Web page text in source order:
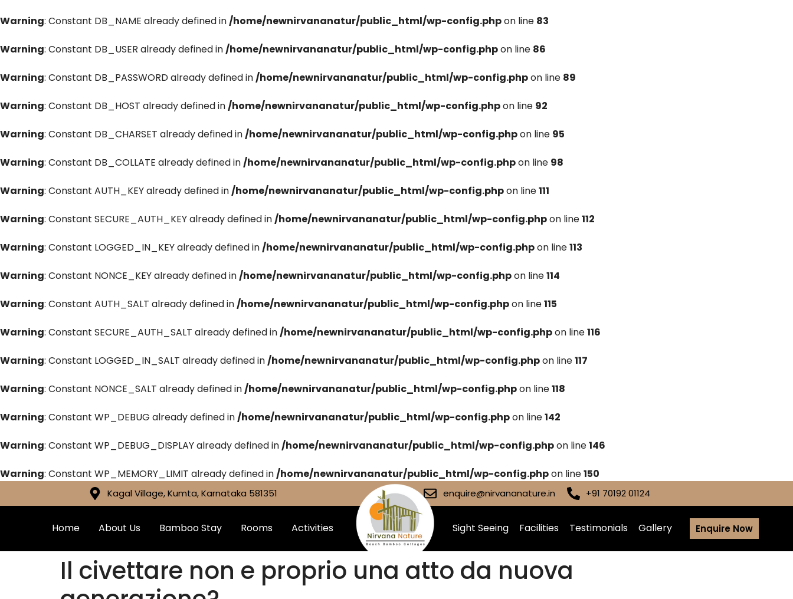
Warning: Constant DB_NAME already defined in/home/newnirvananatur/public_html/wp-config.phpon line 83
Warning: Constant DB_USER already defined in/home/newnirvananatur/public_html/wp-config.phpon line 86
Warning: Constant DB_PASSWORD already defined in/home/newnirvananatur/public_html/wp-config.phpon line 89
Warning: Constant DB_HOST already defined in/home/newnirvananatur/public_html/wp-config.phpon line 92
Warning: Constant DB_CHARSET already defined in/home/newnirvananatur/public_html/wp-config.phpon line 95
Warning: Constant DB_COLLATE already defined in/home/newnirvananatur/public_html/wp-config.phpon line 98
Warning: Constant AUTH_KEY already defined in/home/newnirvananatur/public_html/wp-config.phpon line111
Warning: Constant SECURE_AUTH_KEY already defined in/home/newnirvananatur/public_html/wp-config.phpon line112
Warning: Constant LOGGED_IN_KEY already defined in/home/newnirvananatur/public_html/wp-config.phpon line113
Warning: Constant NONCE_KEY already defined in/home/newnirvananatur/public_html/wp-config.phpon line114
Warning: Constant AUTH_SALT already defined in/home/newnirvananatur/public_html/wp-config.phpon line115
Warning: Constant SECURE_AUTH_SALT already defined in/home/newnirvananatur/public_html/wp-config.phpon line116
Warning: Constant LOGGED_IN_SALT already defined in/home/newnirvananatur/public_html/wp-config.phpon line117
Warning: Constant NONCE_SALT already defined in/home/newnirvananatur/public_html/wp-config.phpon line118
Warning: Constant WP_DEBUG already defined in/home/newnirvananatur/public_html/wp-config.phpon line142
Warning: Constant WP_DEBUG_DISPLAY already defined in/home/newnirvananatur/public_html/wp-config.phpon line146
Warning: Constant WP_MEMORY_LIMIT already defined in/home/newnirvananatur/public_html/wp-config.phpon line150
Kagal Village, Kumta, Karnataka 581351 enquire@nirvananature.in +91 70192 01124
Home About Us Bamboo Stay Rooms Activities Sight Seeing Facilities Testimonials Gallery Enquire Now
Il civettare non e proprio una atto da nuova